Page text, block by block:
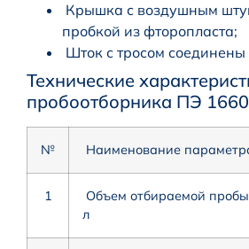
Крышка с воздушным
пробкой из фторопласта;
Шток с тросом
Технические
пробоотборника ПЭ
№ Наименование
1
Объем отбираемой
л